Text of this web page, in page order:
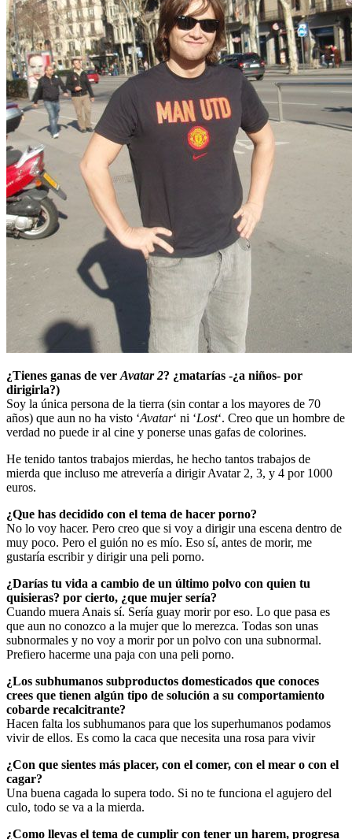
¿Tienes ganas de ver Avatar 2? ¿matarías -¿a niños- por
dirigirla?)
Soy la única persona de la tierra (sin contar a los mayores de 70
años) que aun no ha visto ‘Avatar‘ ni ‘Lost‘. Creo que un hombre de
verdad no puede ir al cine y ponerse unas gafas de colorines.
He tenido tantos trabajos mierdas, he hecho tantos trabajos de
mierda que incluso me atrevería a dirigir Avatar 2, 3, y 4 por 1000
euros.
¿Que has decidido con el tema de hacer porno?
No lo voy hacer. Pero creo que si voy a dirigir una escena dentro de
muy poco. Pero el guión no es mío. Eso sí, antes de morir, me
gustaría escribir y dirigir una peli porno.
¿Darías tu vida a cambio de un último polvo con quien tu
quisieras? por cierto, ¿que mujer sería?
Cuando muera Anais sí. Sería guay morir por eso. Lo que pasa es
que aun no conozco a la mujer que lo merezca. Todas son unas
subnormales y no voy a morir por un polvo con una subnormal.
Prefiero hacerme una paja con una peli porno.
¿Los subhumanos subproductos domesticados que conoces
crees que tienen algún tipo de solución a su comportamiento
cobarde recalcitrante?
Hacen falta los subhumanos para que los superhumanos podamos
vivir de ellos. Es como la caca que necesita una rosa para vivir
¿Con que sientes más placer, con el comer, con el mear o con el
cagar?
Una buena cagada lo supera todo. Si no te funciona el agujero del
culo, todo se va a la mierda.
¿Como llevas el tema de cumplir con tener un harem, progresa